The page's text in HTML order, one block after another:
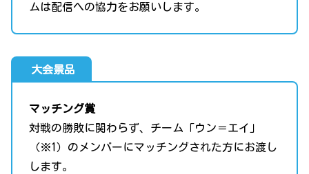
ムは配信への協力をお願いします。
大会景品
マッチング賞
対戦の勝敗に関わらず、チーム「ウン＝エイ」
（※1）のメンバーにマッチングされた方にお渡し
します。